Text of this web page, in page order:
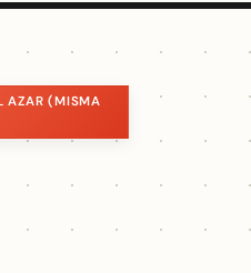
AZAR (MISMA